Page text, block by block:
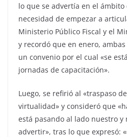
lo que se advertía en el ámbito
necesidad de empezar a
Ministerio Público Fiscal y el
y recordó que en enero,
un convenio por el cual «se
jornadas de capacitación».
Luego, se refirió al «traspaso
virtualidad» y consideró que
está pasando al lado nuestro y
advertir», tras lo que expresó: